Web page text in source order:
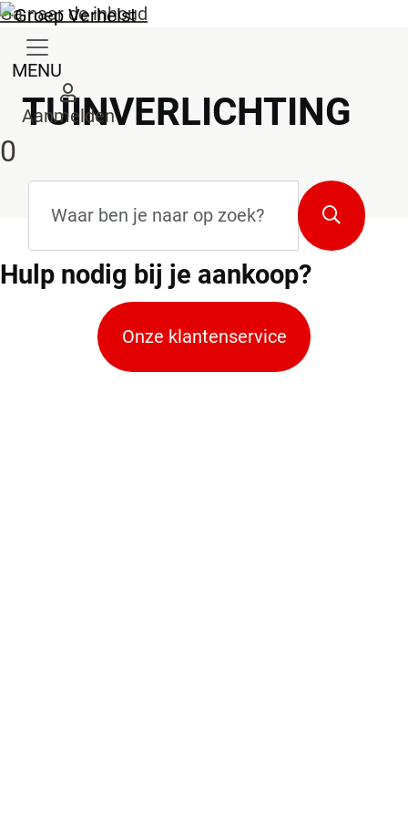
Ga naar de inhoud
MENU
Aanmelden
0
Zoeken
TUINVERLICHTING
Hulp nodig bij je aankoop?
Onze klantenservice